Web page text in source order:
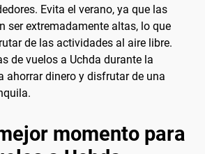
Evita el verano, ya que las
ser extremadamente altas, lo que
de las actividades al aire libre.
de vuelos a Uchda durante la
ahorrar dinero y disfrutar de una
momento para